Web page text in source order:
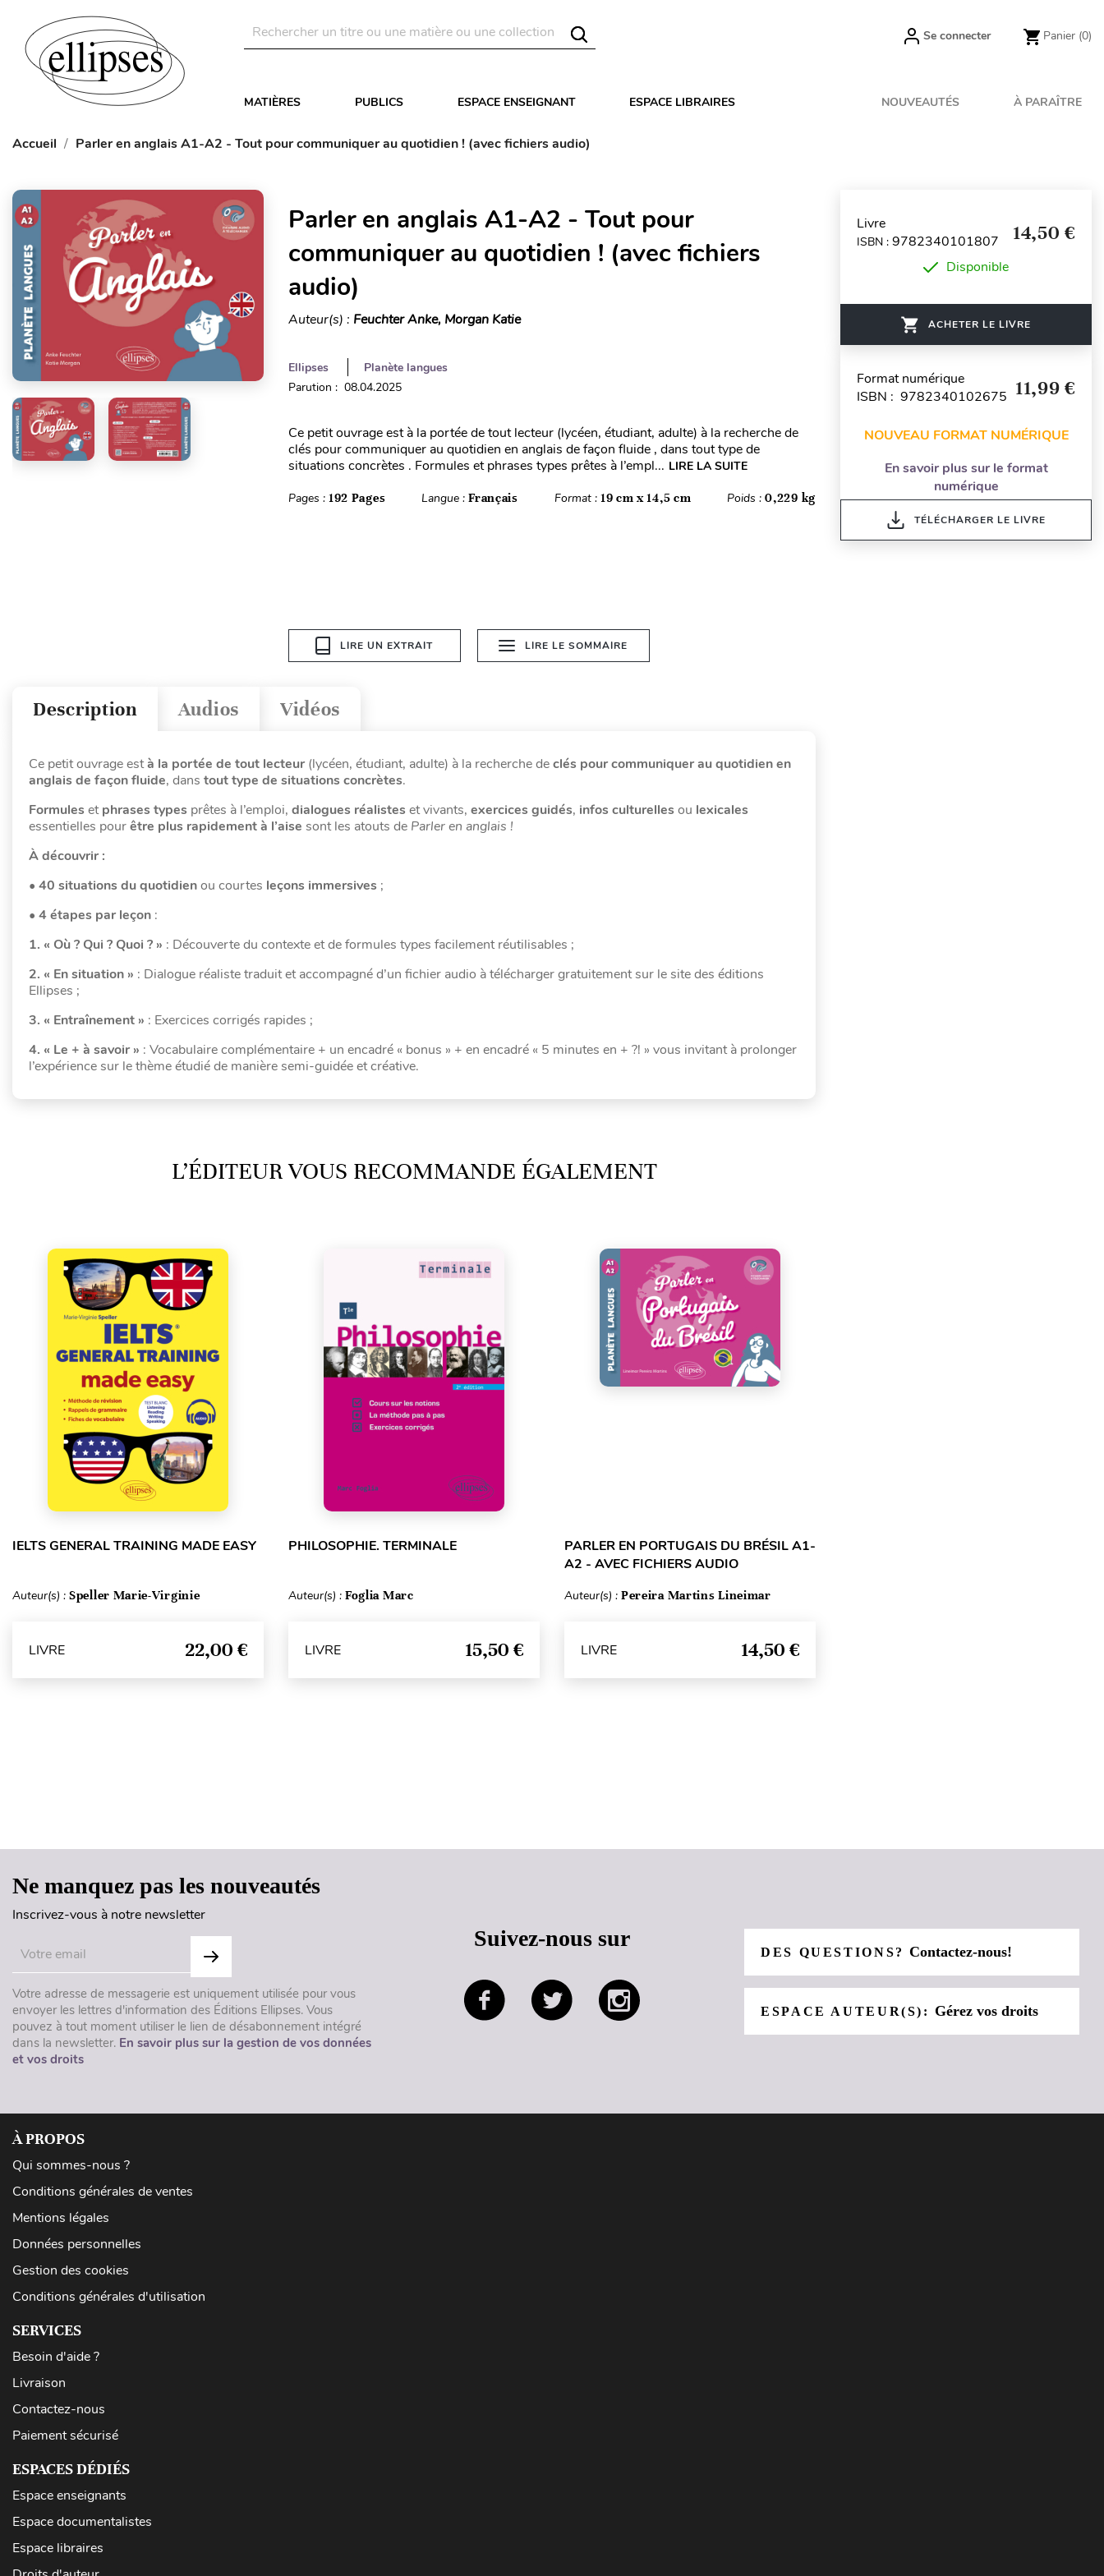
Se connecter Panier (0)
MATIÈRES PUBLICS ESPACE ENSEIGNANT ESPACE LIBRAIRES NOUVEAUTÉS À PARAÎTRE
Accueil Parler en anglais A1-A2 - Tout pour communiquer au quotidien ! (avec fichiers audio)
Parler en anglais A1-A2 - Tout pour
communiquer au quotidien ! (avec fichiers
audio)
Auteur(s) : Feuchter Anke, Morgan Katie
Ellipses
Planète langues
Parution : 08.04.2025
Ce petit ouvrage est à la portée de tout lecteur (lycéen, étudiant, adulte) à la recherche de
clés pour communiquer au quotidien en anglais de façon fluide , dans tout type de
situations concrètes . Formules et phrases types prêtes à l’empl... LIRE LA SUITE
Pages : 192 Pages Langue :Français Format : 19 cm x 14,5 cm Poids :0,229 kg
LIRE UN EXTRAIT LIRE LE SOMMAIRE
Vidéos
Audios
Description
Ce petit ouvrage està la portée de tout lecteur(lycéen, étudiant, adulte) à la recherche declés pour communiquerau quotidien en
anglais de façon fluide, dans tout type de situations concrètes.
Formules etphrases types prêtes à l’emploi, dialogues réalistes et vivants, exercices guidés, infos culturelles ou lexicales
essentielles pourêtre plus rapidement à l’aise sont les atouts de Parler en anglais !
À découvrir :
• 40 situations du quotidienou courtes leçons immersives ;
• 4 étapes par leçon :
1. « Où ? Qui ? Quoi ? » : Découverte du contexte et de formules types facilement réutilisables ;
2. « En situation » : Dialogue réaliste traduit et accompagné d’un fichier audio à télécharger gratuitement sur le site des éditions
Ellipses ;
3. « Entraînement » : Exercices corrigés rapides ;
4. « Le + à savoir » : Vocabulaire complémentaire + un encadré « bonus » + en encadré « 5 minutes en + ?! » vous invitant à prolonger
l’expérience sur le thème étudié de manière semi-guidée et créative.
L’ÉDITEUR VOUS RECOMMANDE ÉGALEMENT
IELTS GENERAL TRAINING MADE EASY
Auteur(s) : Speller Marie-Virginie
LIVRE 22,00 €
PHILOSOPHIE. TERMINALE
Auteur(s) : Foglia Marc
LIVRE 15,50 €
PARLER EN PORTUGAIS DU BRÉSIL A1-
A2 - AVEC FICHIERS AUDIO
Auteur(s) : Pereira Martins Lineimar
LIVRE 14,50 €
Livre
ISBN : 9782340101807 14,50 €
Disponible
ACHETER LE LIVRE
Format numérique
ISBN : 9782340102675 11,99 €
NOUVEAU FORMAT NUMÉRIQUE
En savoir plus sur le format
numérique
TÉLÉCHARGER LE LIVRE
Ne manquez pas les nouveautés
Inscrivez-vous à notre newsletter
Votre adresse de messagerie est uniquement utilisée pour vous
envoyer les lettres d'information des Éditions Ellipses. Vous
pouvez à tout moment utiliser le lien de désabonnement intégré
dans la newsletter. En savoir plus sur la gestion de vos données
et vos droits
Suivez-nous sur
DES QUESTIONS?Contactez-nous!
ESPACE AUTEUR(S): Gérez vos droits
À PROPOS
Qui sommes-nous ?
Conditions générales de ventes
Mentions légales
Données personnelles
Gestion des cookies
Conditions générales d'utilisation
SERVICES
Besoin d'aide ?
Livraison
Contactez-nous
Paiement sécurisé
ESPACES DÉDIÉS
Espace enseignants
Espace documentalistes
Espace libraires